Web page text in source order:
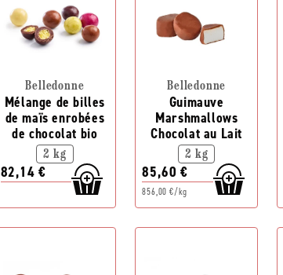
Belledonne
Mélange de billes
de maïs enrobées
de chocolat bio
2 kg
82,14 €
Belledonne
Guimauve
Marshmallows
Chocolat au Lait
2 kg
85,60 €
856,00 €/kg